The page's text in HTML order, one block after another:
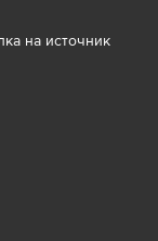
на источник